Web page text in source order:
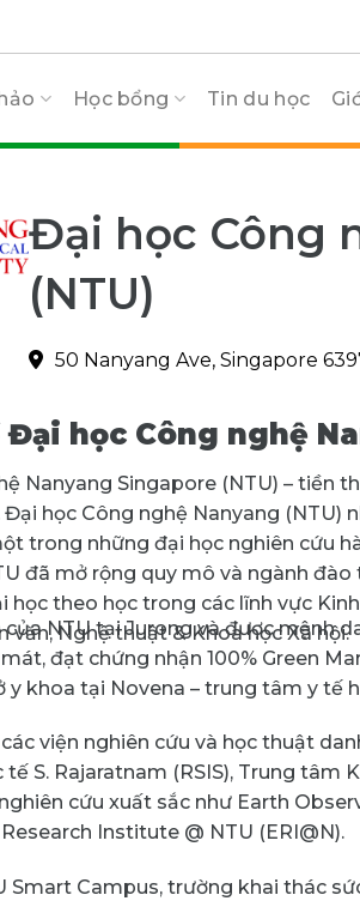
Học bổng Tin du học
Đại học Công
(NTU)
50 Nanyang Ave, Singapore
học Công nghệ
Nanyang Singapore (NTU) – tiền
Đại học Công nghệ Nanyang
trong những đại học nghiên cứu
đã mở rộng quy mô và ngành đào
học theo học trong các lĩnh vực
văn, Nghệ thuật & Khoa học Xã hội.
của NTU tại Jurong và được mệnh
đạt chứng nhận 100% Green
y khoa tại Novena – trung tâm y tế
viện nghiên cứu và học thuật
tế S. Rajaratnam (RSIS), Trung
cứu xuất sắc như Earth
Institute @ NTU (ERI@N).
Smart Campus, trường khai thác